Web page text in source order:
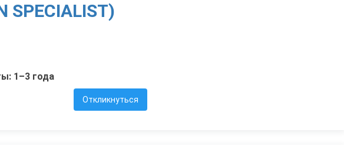
SPECIALIST)
1–3 года
Откликнуться